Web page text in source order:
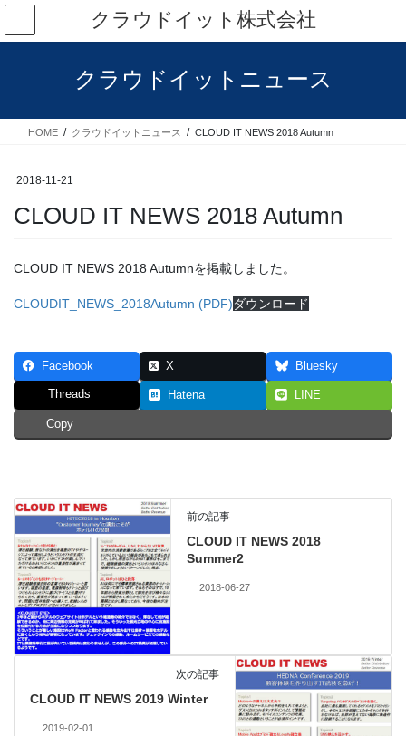
コ
テ
ス
ナ
ゲ
ン
クラウドイット株式会社
クラウドイットニュース
HOME クラウドイットニュース CLOUD IT NEWS 2018 Autumn
2018-11-21
CLOUD IT NEWS 2018 Autumn
CLOUD IT NEWS 2018 Autumnを掲載しました。
CLOUDIT_NEWS_2018Autumn (PDF)ダウンロード
Facebook X Bluesky
Threads Hatena LINE
Copy
前の記事
CLOUD IT NEWS 2018
Summer2
2018-06-27
次の記事
CLOUD IT NEWS 2019 Winter
2019-02-01